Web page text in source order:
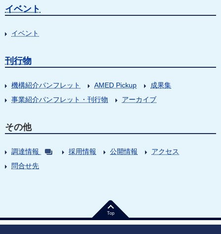
イベント
イベント
刊行物
機構紹介パンフレット AMED Pickup
成果集
事業紹介パンフレット・刊行物
アーカイブ
その他
調達情報 採用情報 公開情報
アクセス
問合せ先
Top